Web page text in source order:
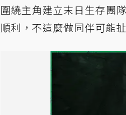
圍繞主角建立末日生存團
順利，不這麼做同伴可能